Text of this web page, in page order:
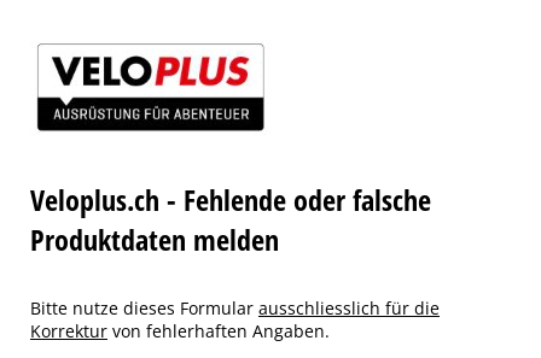
Veloplus.ch - Fehlende oder falsche
Produktdaten melden
Bitte nutze dieses Formular ausschliesslich für die
Korrektur von fehlerhaften Angaben.